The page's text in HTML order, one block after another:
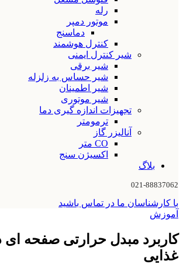
رله
موتور دمپر
دماسنج
کنترل هوشمند
شیر کنترل ایمنی
شیر برقی
شیر حساس به زلزله
شیر اطمینان
شیر موتوری
تجهیزات اندازه گیری دما
ترمومتر
آنالیزر گاز
CO متر
اکسیژن سنج
بلاگ
021-88837062
با کارشناسان ما در تماس باشید
آموزش
کاربرد مبدل حرارتی صفحه ای
غذایی